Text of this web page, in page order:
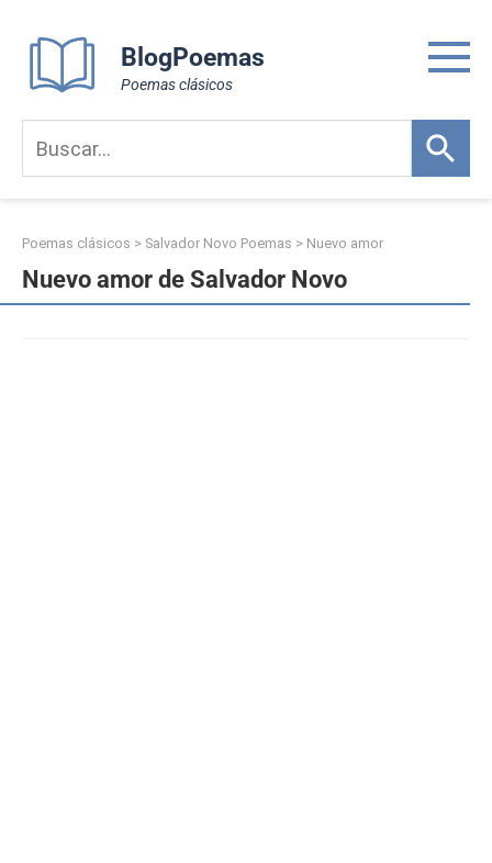
content
BlogPoemas
Poemas clásicos
Poemas clásicos > Salvador Novo Poemas > Nuevo amor
Nuevo amor de Salvador Novo